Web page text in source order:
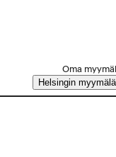
Oma
Helsingin myymälä